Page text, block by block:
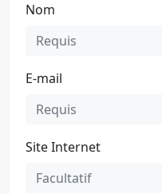
Nom
E-mail
Site Internet